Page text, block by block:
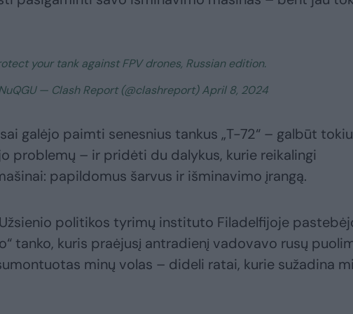
your tank against FPV drones, Russian edition.
— Clash Report (@clashreport) April 8, 2024
galėjo paimti senesnius tankus „T-72“ – galbūt
problemų – ir pridėti du dalykus, kurie reikalingi
papildomus šarvus ir išminavimo įrangą.
politikos tyrimų instituto Filadelfijoje
tanko, kuris praėjusį antradienį vadovavo rusų
minų volas – dideli ratai, kurie sužadina